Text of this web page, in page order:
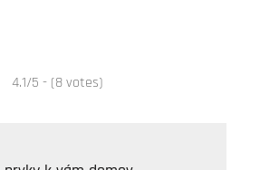
4.1/5 - (8 votes)